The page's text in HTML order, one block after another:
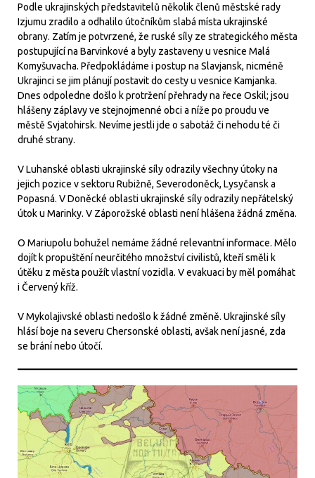
Podle ukrajinských představitelů několik členů městské rady
Izjumu zradilo a odhalilo útočníkům slabá místa ukrajinské
obrany. Zatím je potvrzené, že ruské síly ze strategického města
postupující na Barvinkové a byly zastaveny u vesnice Malá
Komyšuvacha. Předpokládáme i postup na Slavjansk, nicméně
Ukrajinci se jim plánují postavit do cesty u vesnice Kamjanka.
Dnes odpoledne došlo k protržení přehrady na řece Oskil; jsou
hlášeny záplavy ve stejnojmenné obci a níže po proudu ve
městě Svjatohirsk. Nevíme jestli jde o sabotáž či nehodu té či
druhé strany.
V Luhanské oblasti ukrajinské síly odrazily všechny útoky na
jejich pozice v sektoru Rubižně, Severodoněck, Lysyčansk a
Popasná. V Doněcké oblasti ukrajinské síly odrazily nepřátelský
útok u Marinky. V Záporožské oblasti není hlášena žádná změna.
O Mariupolu bohužel nemáme žádné relevantní informace. Mělo
dojít k propuštění neurčitého množství civilistů, kteří směli k
útěku z města použít vlastní vozidla. V evakuaci by měl pomáhat
i Červený kříž.
V Mykolajivské oblasti nedošlo k žádné změně. Ukrajinské síly
hlásí boje na severu Chersonské oblasti, avšak není jasné, zda
se brání nebo útočí.